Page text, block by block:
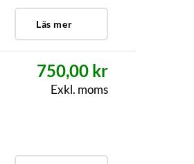
Läs mer
750,00 kr
Exkl. moms